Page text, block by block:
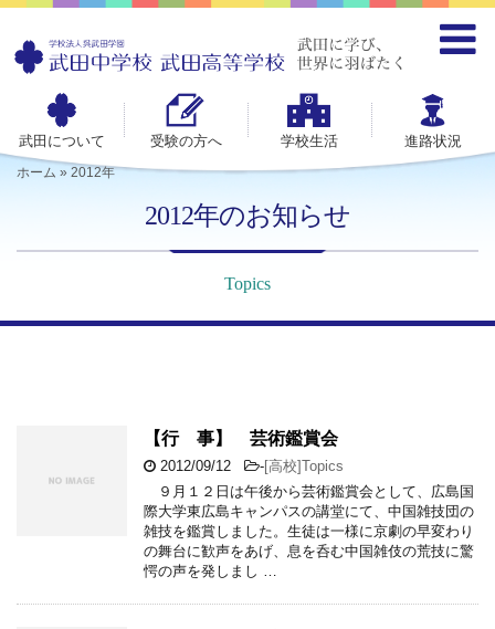
武田について 受験の方へ 学校生活 進路状況
ホーム » 2012年
2012年のお知らせ
Topics
【行 事】 芸術鑑賞会
2012/09/12 -[高校]Topics
９月１２日は午後から芸術鑑賞会として、広島国
際大学東広島キャンパスの講堂にて、中国雑技団の
雑技を鑑賞しました。生徒は一様に京劇の早変わり
の舞台に歓声をあげ、息を呑む中国雑伎の荒技に驚
愕の声を発しまし …